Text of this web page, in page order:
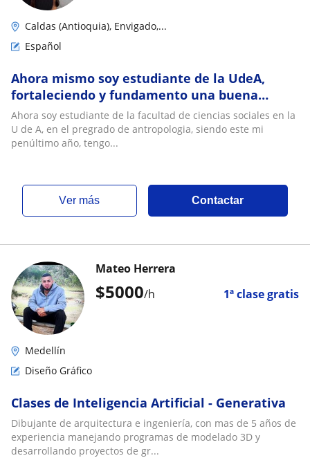
Caldas (Antioquia), Envigado,...
Español
Ahora mismo soy estudiante de la UdeA,
fortaleciendo y fundamento una buena
enseñanza
Ahora soy estudiante de la facultad de ciencias sociales en la
U de A, en el pregrado de antropologia, siendo este mi
penúltimo año, tengo...
ver más Contactar
$5000/h 1ª clase gratis
Mateo Herrera
Medellín
Diseño Gráfico
Clases de Inteligencia Artificial - Generativa
Dibujante de arquitectura e ingeniería, con mas de 5 años de
experiencia manejando programas de modelado 3D y
desarrollando proyectos de gr...